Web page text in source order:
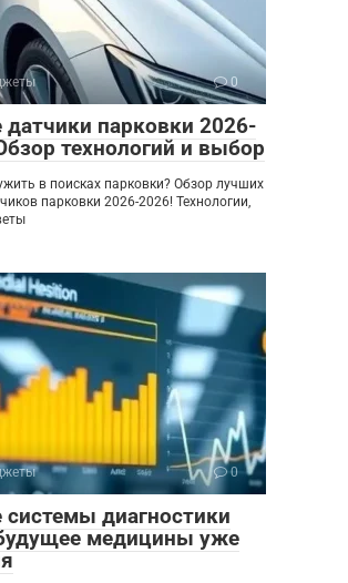
0
парковки 2026-
технологий и выбор
в поисках парковки? Обзор лучших
парковки 2026-2026! Технологии,
0
диагностики
медицины уже